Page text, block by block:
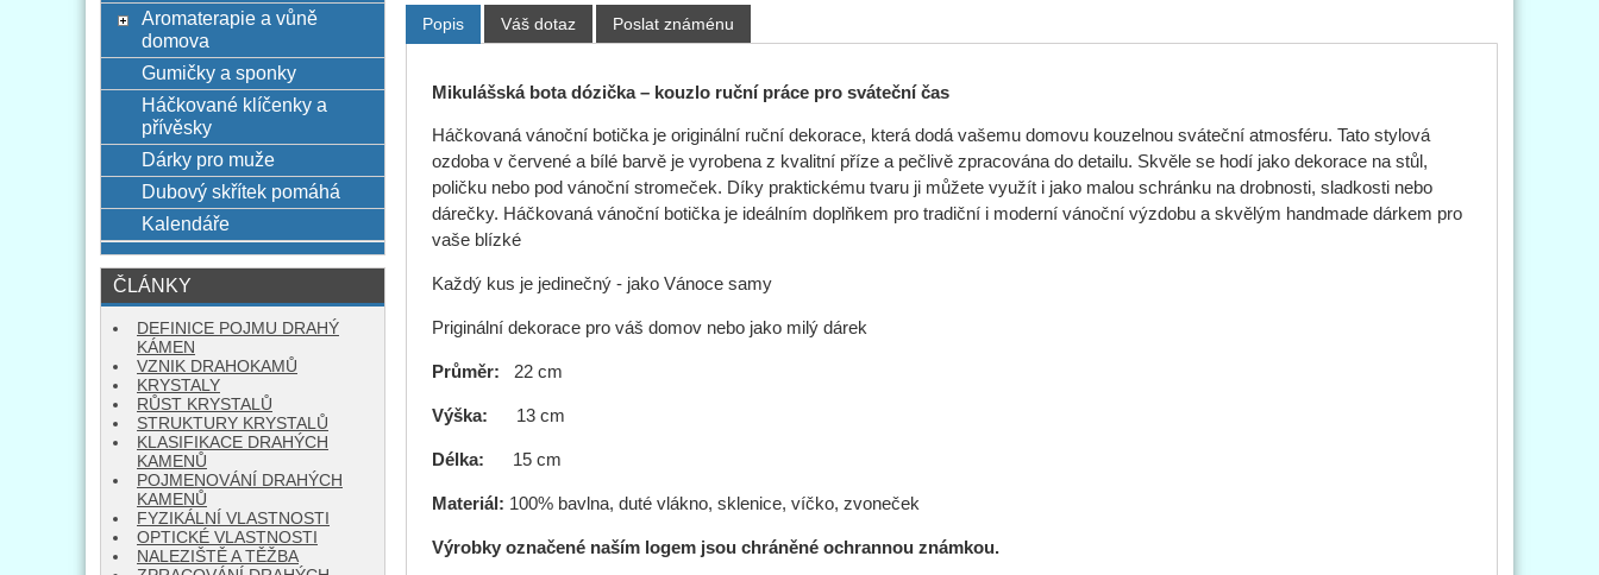
Popis Váš dotaz Poslat známénu
Mikulášská bota dózička – kouzlo ruční práce pro sváteční čas
Háčkovaná vánoční botička je originální ruční dekorace, která dodá vašemu domovu kouzelnou sváteční atmosféru. Tato stylová
ozdoba v červené a bílé barvě je vyrobena z kvalitní příze a pečlivě zpracována do detailu. Skvěle se hodí jako dekorace na stůl,
poličku nebo pod vánoční stromeček. Díky praktickému tvaru ji můžete využít i jako malou schránku na drobnosti, sladkosti nebo
dárečky. Háčkovaná vánoční botička je ideálním doplňkem pro tradiční i moderní vánoční výzdobu a skvělým handmade dárkem pro
vaše blízké
Každý kus je jedinečný - jako Vánoce samy
Priginální dekorace pro váš domov nebo jako milý dárek
Průměr: 22 cm
Výška: 13 cm
Délka: 15 cm
Materiál: 100% bavlna, duté vlákno, sklenice, víčko, zvoneček
Výrobky označené naším logem jsou chráněné ochrannou známkou.
Aromaterapie a vůně
domova
Gumičky a sponky
Háčkované klíčenky a
přívěsky
Dárky pro muže
Dubový skřítek pomáhá
Kalendáře
ČLÁNKY
DEFINICE POJMU DRAHÝ
KÁMEN
VZNIK DRAHOKAMŮ
KRYSTALY
RŮST KRYSTALŮ
STRUKTURY KRYSTALŮ
KLASIFIKACE DRAHÝCH
KAMENŮ
POJMENOVÁNÍ DRAHÝCH
KAMENŮ
FYZIKÁLNÍ VLASTNOSTI
OPTICKÉ VLASTNOSTI
NALEZIŠTĚ A TĚŽBA